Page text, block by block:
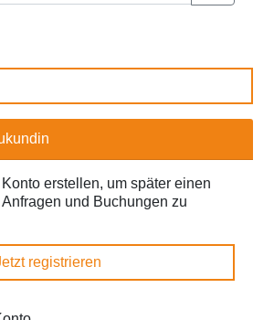
erstellen, um später einen
und Buchungen zu
registrieren